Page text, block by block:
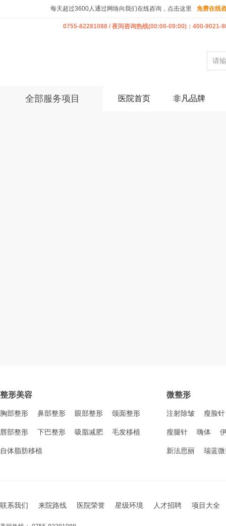
每天超过3600人通过网络向我们在线咨询，点击这里 免费在线
0755-82281088 / 夜间咨询热线(00:00-09:00)：400-9021-
全部服务项目 医院首页 非凡品牌
整形美容
胸部整形 鼻部整形 眼部整形 颌面整形
唇部整形 下巴整形 吸脂减肥 毛发移植
自体脂肪移植
微整形
注射除皱 瘦脸针
瘦腿针 嗨体
新法思丽 瑞蓝
联系我们 来院路线 医院荣誉 星级环境 人才招聘 项目大全